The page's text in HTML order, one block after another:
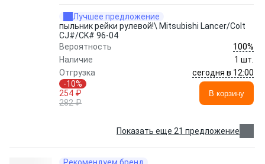
Лучшее предложение
пыльник рейки рулевой!\ Mitsubishi Lancer/Colt
CJ#/CK# 96-04
Вероятность
100%
Наличие
1 шт.
Отгрузка
сегодня в 12:00
-10%
254 ₽
282 ₽
В корзину
Показать еще 21 предложение